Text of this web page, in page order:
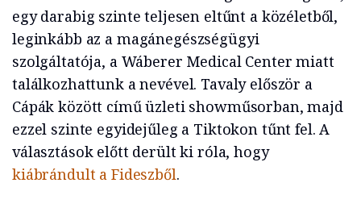
egy darabig szinte teljesen eltűnt a közéletből,
leginkább az a magánegészségügyi
szolgáltatója, a Wáberer Medical Center miatt
találkozhattunk a nevével. Tavaly először a
Cápák között című üzleti showműsorban, majd
ezzel szinte egyidejűleg a Tiktokon tűnt fel. A
választások előtt derült ki róla, hogy
kiábrándult a Fideszből.